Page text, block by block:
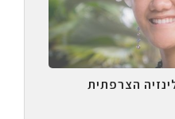
הצרפתית